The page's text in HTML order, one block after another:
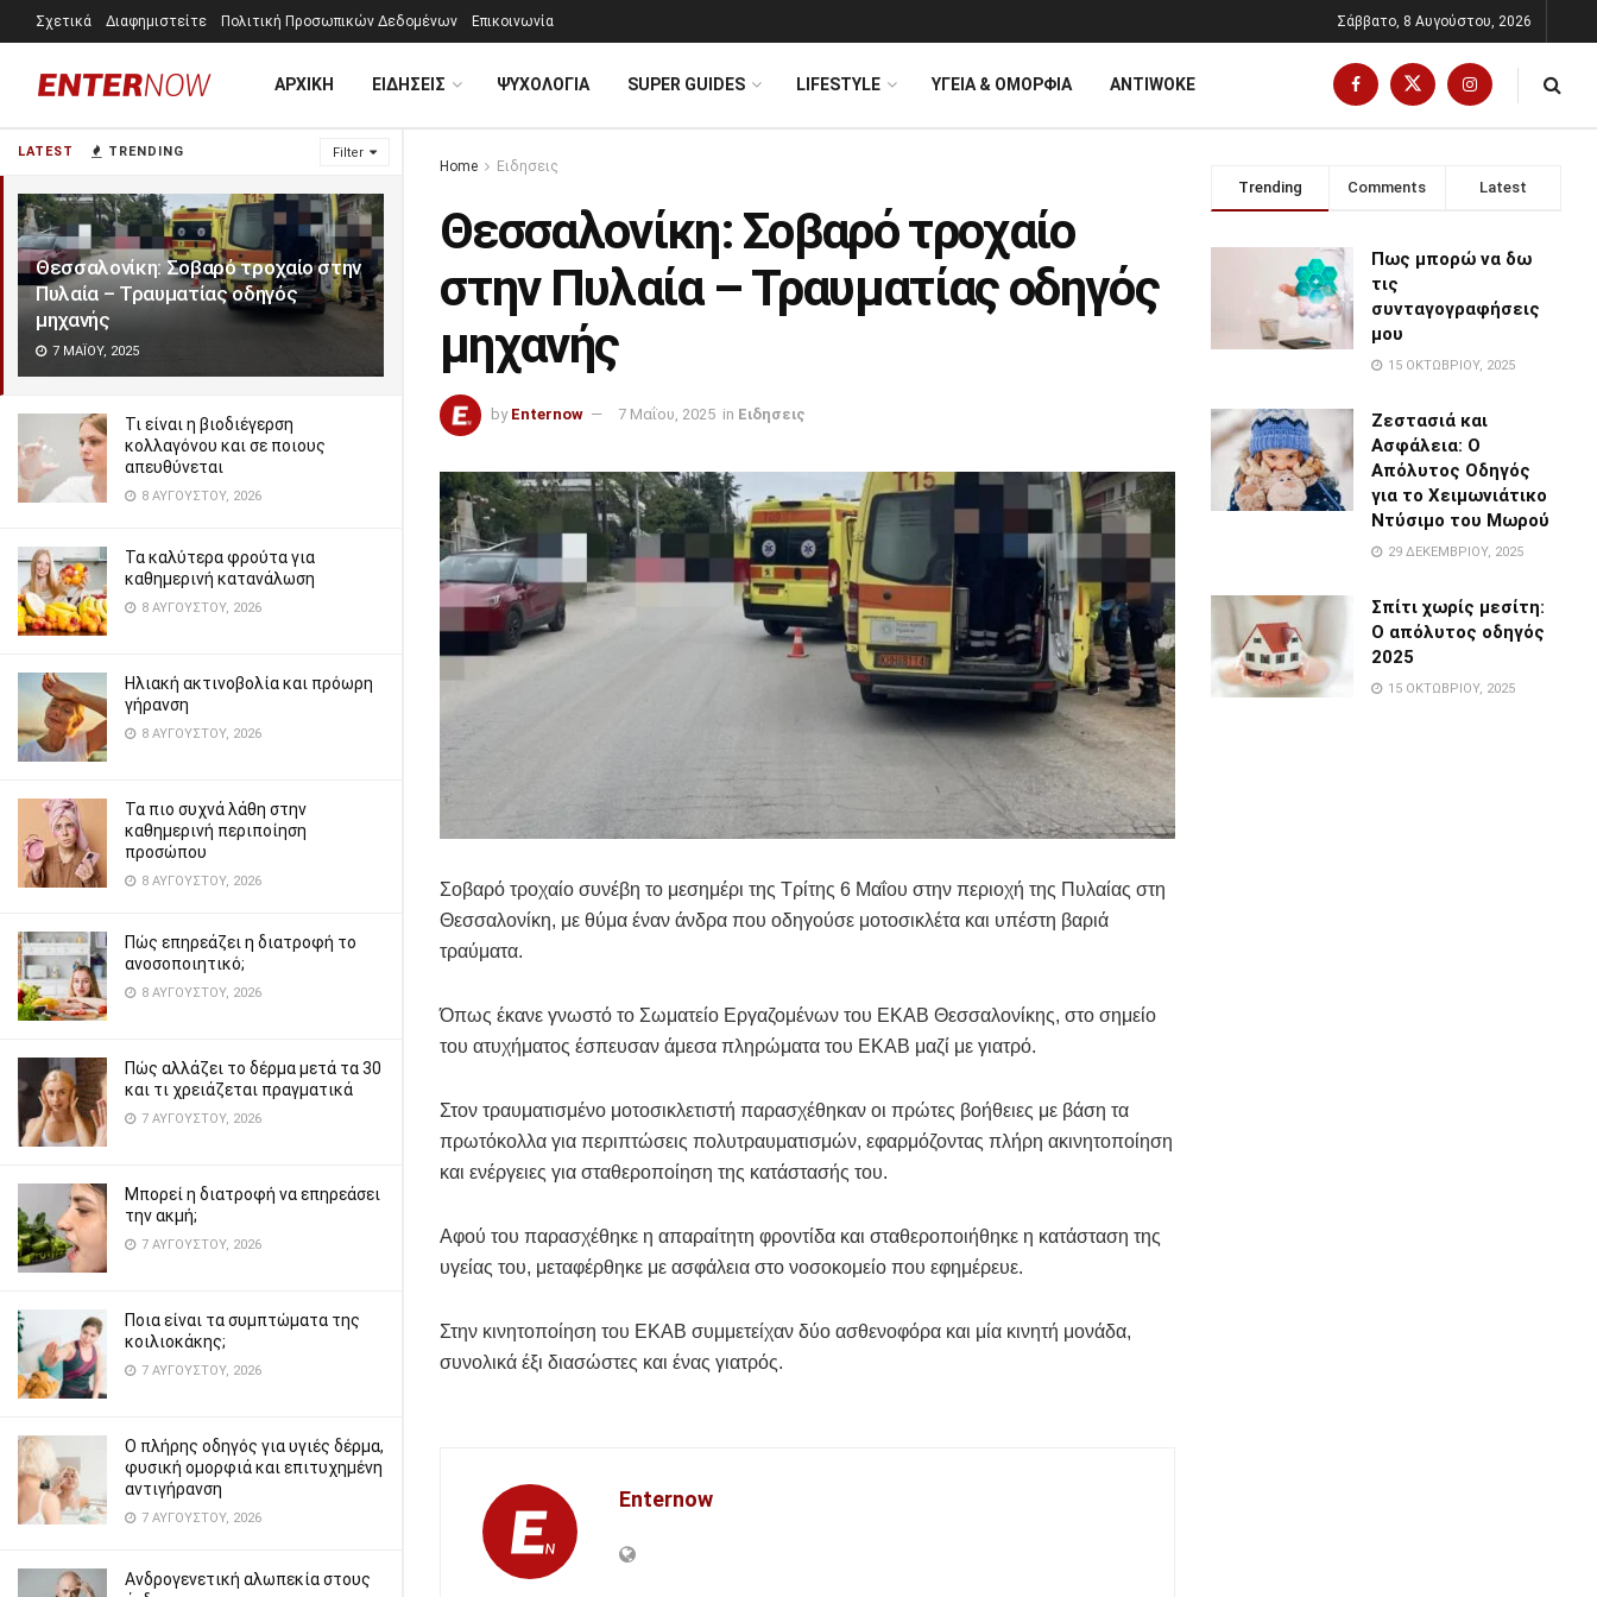
LATEST TRENDING Filter
Θεσσαλονίκη: Σοβαρό τροχαίο στην
Πυλαία – Τραυματίας οδηγός
μηχανής
7 ΜΑΪ́ΟΥ, 2025
Τι είναι η βιοδιέγερση
κολλαγόνου και σε ποιους
απευθύνεται
8 ΑΥΓΟΎΣΤΟΥ, 2026
Τα καλύτερα φρούτα για
καθημερινή κατανάλωση
8 ΑΥΓΟΎΣΤΟΥ, 2026
Ηλιακή ακτινοβολία και πρόωρη
γήρανση
8 ΑΥΓΟΎΣΤΟΥ, 2026
Τα πιο συχνά λάθη στην
καθημερινή περιποίηση
προσώπου
8 ΑΥΓΟΎΣΤΟΥ, 2026
Πώς επηρεάζει η διατροφή το
ανοσοποιητικό;
8 ΑΥΓΟΎΣΤΟΥ, 2026
Πώς αλλάζει το δέρμα μετά τα 30
και τι χρειάζεται πραγματικά
7 ΑΥΓΟΎΣΤΟΥ, 2026
Μπορεί η διατροφή να επηρεάσει
την ακμή;
7 ΑΥΓΟΎΣΤΟΥ, 2026
Ποια είναι τα συμπτώματα της
κοιλιοκάκης;
7 ΑΥΓΟΎΣΤΟΥ, 2026
Ο πλήρης οδηγός για υγιές δέρμα,
φυσική ομορφιά και επιτυχημένη
αντιγήρανση
7 ΑΥΓΟΎΣΤΟΥ, 2026
Ανδρογενετική αλωπεκία στους
Σχετικά Διαφημιστείτε Πολιτική Προσωπικών Δεδομένων Επικοινωνία Σάββατο, 8 Αυγούστου, 2026
ΑΡΧΙΚΗ ΕΙΔΗΣΕΙΣ ΨΥΧΟΛΟΓΊΑ SUPER GUIDES LIFESTYLE ΥΓΕΙΑ & ΟΜΟΡΦΙΑ ANTIWOKE
Home Ειδησεις
Θεσσαλονίκη: Σοβαρό τροχαίο
στην Πυλαία – Τραυματίας οδηγός
μηχανής
by Enternow 7 Μαΐου, 2025 in Ειδησεις
Σοβαρό τροχαίο συνέβη το μεσημέρι της Τρίτης 6 Μαΐου στην περιοχή της Πυλαίας στη
Θεσσαλονίκη, με θύμα έναν άνδρα που οδηγούσε μοτοσικλέτα και υπέστη βαριά
τραύματα.
Όπως έκανε γνωστό το Σωματείο Εργαζομένων του ΕΚΑΒ Θεσσαλονίκης, στο σημείο
του ατυχήματος έσπευσαν άμεσα πληρώματα του ΕΚΑΒ μαζί με γιατρό.
Στον τραυματισμένο μοτοσικλετιστή παρασχέθηκαν οι πρώτες βοήθειες με βάση τα
πρωτόκολλα για περιπτώσεις πολυτραυματισμών, εφαρμόζοντας πλήρη ακινητοποίηση
και ενέργειες για σταθεροποίηση της κατάστασής του.
Αφού του παρασχέθηκε η απαραίτητη φροντίδα και σταθεροποιήθηκε η κατάσταση της
υγείας του, μεταφέρθηκε με ασφάλεια στο νοσοκομείο που εφημέρευε.
Στην κινητοποίηση του ΕΚΑΒ συμμετείχαν δύο ασθενοφόρα και μία κινητή μονάδα,
συνολικά έξι διασώστες και ένας γιατρός.
Enternow
Trending Comments Latest
Πως μπορώ να δω
τις
συνταγογραφήσεις
μου
15 ΟΚΤΩΒΡΊΟΥ, 2025
Ζεστασιά και
Ασφάλεια: Ο
Απόλυτος Οδηγός
για το Χειμωνιάτικο
Ντύσιμο του Μωρού
29 ΔΕΚΕΜΒΡΊΟΥ, 2025
Σπίτι χωρίς μεσίτη:
Ο απόλυτος οδηγός
2025
15 ΟΚΤΩΒΡΊΟΥ, 2025